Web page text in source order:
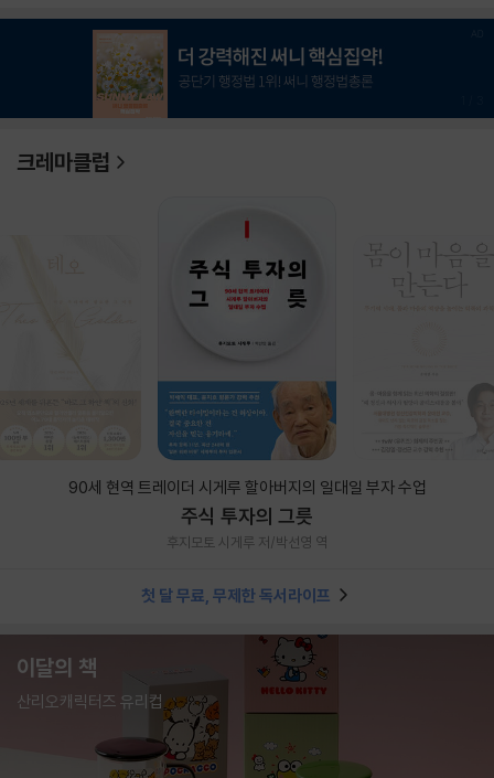
크레마클럽
90세 현역 트레이더 시게루 할아버지의 일대일 부자 수업
주식 투자의 그릇
후지모토 시게루 저/박선영 역
첫 달 무료, 무제한 독서라이프
이달의 책
산리오캐릭터즈 유리컵